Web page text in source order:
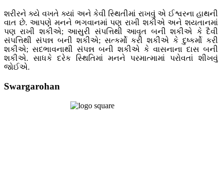
શરીરને ક્યે વખતે ક્યાં અને કેવી સ્થિતીમાં રાખવું એ ઈશ્વરના હાથની
વાત છે. આપણે મનને ભગવાનમાં પણ રાખી શકીએ અને શયતાનમાં
પણ રાખી શકીએ; આસુરી સંપત્તિથી આવૃત બની શકીએ કે દૈવી
સંપત્તિથી સંપન્ન બની શકીએ; સત્કર્મો કરી શકીએ કે દુષ્કર્મો કરી
શકીએ; સદભાવનાથી સંપન્ન બની શકીએ કે વાસનાના દાસ બની
શકીએ. સાધકે દરેક સ્થિતિમાં મનને પરમાત્મામાં પરોવતાં શીખવું
જોઈએ.
Swargarohan